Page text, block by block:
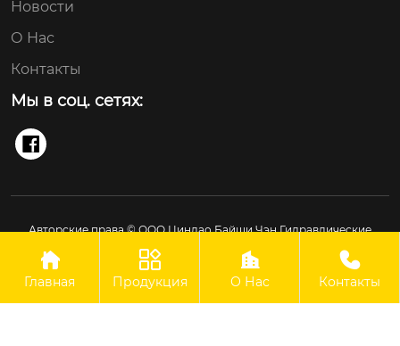
Новости
О Нас
Контакты
Мы в соц. сетях:

Авторские права © ООО Циндао Байши Чэн Гидравлические

Главная

Продукция

О Нас

Контакты